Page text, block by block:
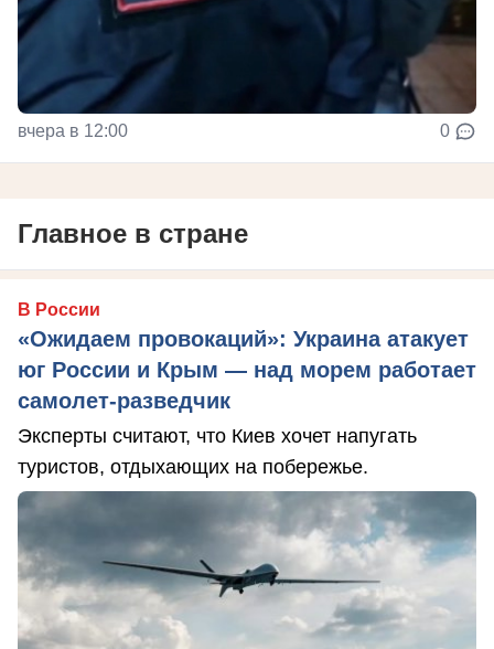
вчера в 12:00 0
Главное в стране
В России
«Ожидаем провокаций»: Украина атакует
юг России и Крым — над морем работает
самолет-разведчик
Эксперты считают, что Киев хочет напугать
туристов, отдыхающих на побережье.